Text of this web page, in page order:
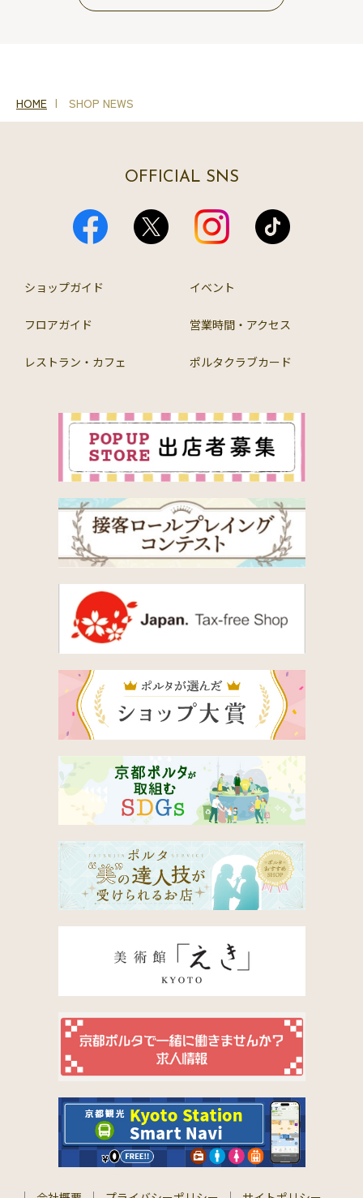
HOME SHOP NEWS
OFFICIAL SNS
ショップガイド イベント
フロアガイド 営業時間・アクセス
レストラン・カフェ ポルタクラブカード